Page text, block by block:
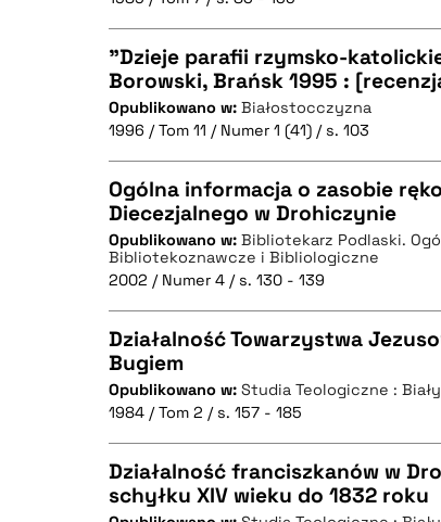
BIBTEX
CZYSTY TEKST
BIBTEX
"Dzieje parafii rzymsko-
Borowski, Brańsk 1995 :
Opublikowano w: Białostocczyzna
1996 / Tom 11 / Numer 1 (41) / s. 103
CZYSTY TEKST
Ogólna informacja o zasobie
Diecezjalnego w Drohiczynie
Opublikowano w: Bibliotekarz Podlaski.
Bibliotekoznawcze i Bibliologiczne
2002 / Numer 4 / s. 130 - 139
CZYSTY TEKST
BIBTEX
Działalność Towarzystwa
Bugiem
Opublikowano w: Studia Teologiczne :
1984 / Tom 2 / s. 157 - 185
Działalność franciszkanów w
schyłku XIV wieku do 1832 roku